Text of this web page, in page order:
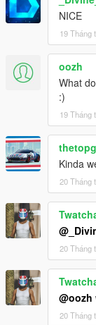
NICE
19 Tháng
oozh
What
:)
19 Tháng
Kinda
20 Tháng
20 Tháng
@oozh
20 Tháng